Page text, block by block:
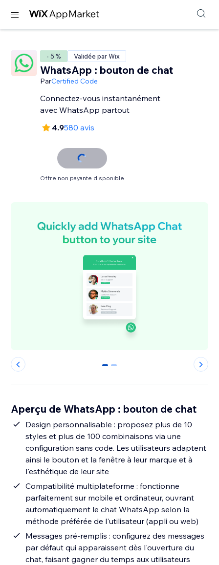
- 5 % Validée par Wix
WhatsApp : bouton de chat
ParCertified Code
Connectez-vous instantanément
avec WhatsApp partout
4.9580 avis
Offre non payante disponible
0 1
Aperçu de WhatsApp : bouton de chat
Design personnalisable : proposez plus de 10
styles et plus de 100 combinaisons via une
configuration sans code. Les utilisateurs adaptent
ainsi le bouton et la fenêtre à leur marque et à
l'esthétique de leur site
Compatibilité multiplateforme : fonctionne
parfaitement sur mobile et ordinateur, ouvrant
automatiquement le chat WhatsApp selon la
méthode préférée de l'utilisateur (appli ou web)
Messages pré-remplis : configurez des messages
par défaut qui apparaissent dès l'ouverture du
chat, faisant gagner du temps aux utilisateurs